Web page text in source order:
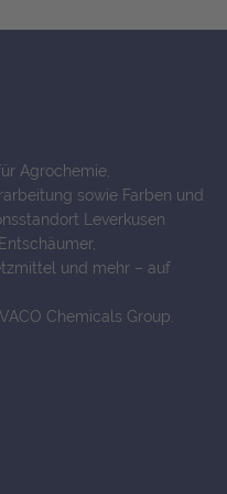
Agrochemie,
sowie Farben und
Leverkusen
und mehr – auf
Chemicals Group.